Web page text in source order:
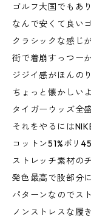
ゴルフ大国でもあ
なんで安くて良い
クラシックな感じ
街で着崩すっつー
ジジイ感がほんの
ちょっと懐かしい
タイガーウッズ全
それをやるには
コットン51%ポリ
ストレッチ素材の
発色最高で股部分
パターンなのでス
ノンストレスな履